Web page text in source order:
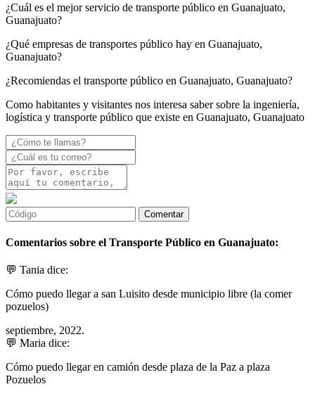
¿Cuál es el mejor servicio de transporte público en Guanajuato,
Guanajuato?
¿Qué empresas de transportes público hay en Guanajuato,
Guanajuato?
¿Recomiendas el transporte público en Guanajuato, Guanajuato?
Como habitantes y visitantes nos interesa saber sobre la ingeniería,
logística y transporte público que existe en Guanajuato, Guanajuato
Comentarios sobre el Transporte Público en Guanajuato:
💬 Tania dice:
Cómo puedo llegar a san Luisito desde municipio libre (la comer
pozuelos)
septiembre, 2022.
💬 Maria dice:
Cómo puedo llegar en camión desde plaza de la Paz a plaza
Pozuelos